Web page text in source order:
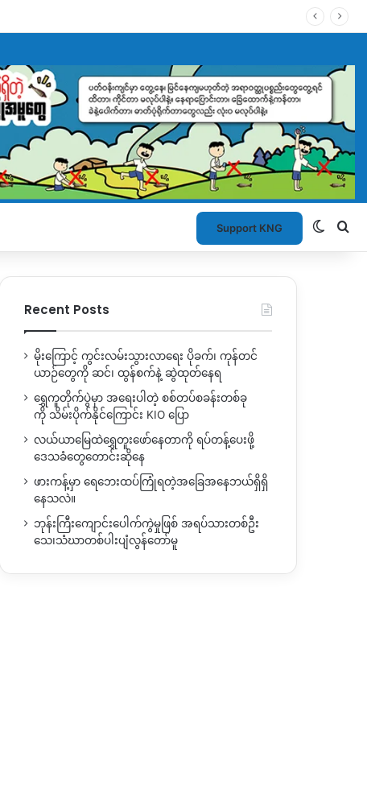
Support KNG
Recent Posts
မိုးကြောင့် ကွင်းလမ်းသွားလာရေး ပိုခက်၊ ကုန်တင်
ယာဉ်တွေကို ဆင်၊ ထွန်စက်နဲ့ ဆွဲထုတ်နေရ
ရွှေကူတိုက်ပွဲမှာ အရေးပါတဲ့ စစ်တပ်စခန်းတစ်ခု
ကို သိမ်းပိုက်နိုင်ကြောင်း KIO ပြော
လယ်ယာမြေထဲရွှေတူးဖော်နေတာကို ရပ်တန့်ပေးဖို့
ဒေသခံတွေတောင်းဆိုနေ
ဖားကန့်မှာ ရေဘေးထပ်ကြုံရတဲ့အခြေအနေဘယ်ရှိရှိ
နေသလဲ။
ဘုန်းကြီးကျောင်းပေါက်ကွဲမှုဖြစ် အရပ်သားတစ်ဦး
သေ၊သံဃာတစ်ပါးပျံလွန်တော်မူ